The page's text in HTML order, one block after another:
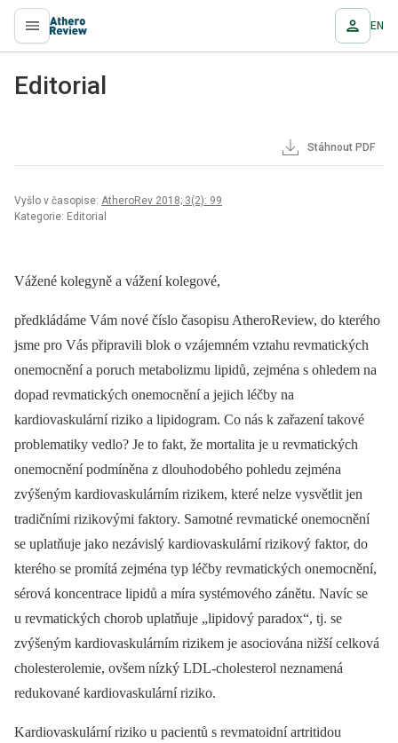
proLékaře.cz EN
Editorial
Stáhnout PDF
Vyšlo v časopise: AtheroRev 2018; 3(2): 99
Kategorie: Editorial
Vážené kolegyně a vážení kolegové,
předkládáme Vám nové číslo časopisu AtheroReview, do kterého
jsme pro Vás připravili blok o vzájemném vztahu revmatických
onemocnění a poruch metabolizmu lipidů, zejména s ohledem na
dopad revmatických onemocnění a jejich léčby na
kardiovaskulární riziko a lipidogram. Co nás k zařazení takové
problematiky vedlo? Je to fakt, že mortalita je u revmatických
onemocnění podmíněna z dlouhodobého pohledu zejména
zvýšeným kardiovaskulárním rizikem, které nelze vysvětlit jen
tradičními rizikovými faktory. Samotné revmatické onemocnění
se uplatňuje jako nezávislý kardiovaskulární rizikový faktor, do
kterého se promítá zejména typ léčby revmatických onemocnění,
sérová koncentrace lipidů a míra systémového zánětu. Navíc se
u revmatických chorob uplatňuje „lipidový paradox“, tj. se
zvýšeným kardiovaskulárním rizikem je asociována nižší celková
cholesterolemie, ovšem nízký LDL-cholesterol neznamená
redukované kardiovaskulární riziko.
Kardiovaskulární riziko u pacientů s revmatoidní artritidou